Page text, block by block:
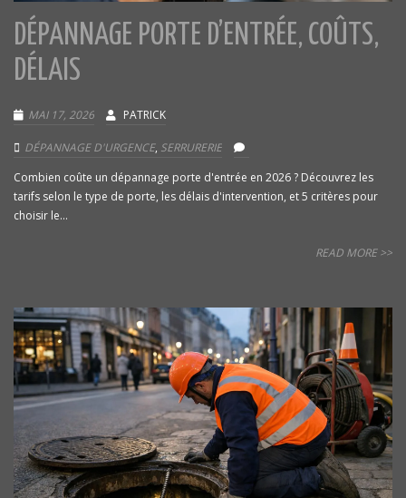
DÉPANNAGE PORTE D’ENTRÉE, COÛTS,
DÉLAIS
MAI 17, 2026 PATRICK
DÉPANNAGE D'URGENCE, SERRURERIE
Combien coûte un dépannage porte d'entrée en 2026 ? Découvrez les
tarifs selon le type de porte, les délais d'intervention, et 5 critères pour
choisir le...
READ MORE >>